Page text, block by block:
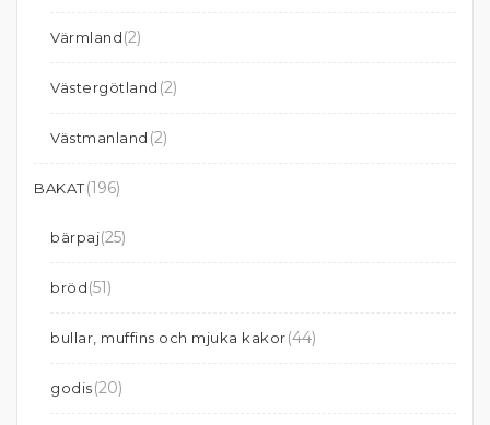
Värmland(2)
Västergötland (2)
Västmanland (2)
BAKAT(196)
bärpaj(25)
bröd(51)
bullar, muffins och mjuka kakor(44)
godis(20)